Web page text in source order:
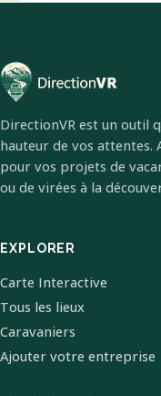
DirectionVR est un outil
hauteur de vos attentes.
pour vos projets de
ou de virées à la
EXPLORER
Carte Interactive
Tous les lieux
Caravaniers
Ajouter votre entreprise